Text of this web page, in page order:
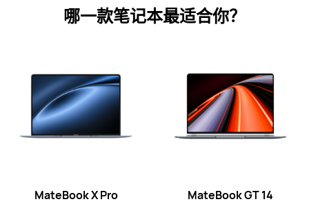
了解更多 购买
16 英寸
MateBook D 16 2024
哪一款笔记本最适合你？
MateBook X Pro MateBook GT 14